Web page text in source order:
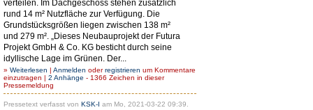
verteilen. Im Dachgeschoss stehen zusätzlich
rund 14 m² Nutzfläche zur Verfügung. Die
Grundstücksgrößen liegen zwischen 138 m²
und 279 m². „Dieses Neubauprojekt der Futura
Projekt GmbH & Co. KG besticht durch seine
idyllische Lage im Grünen. Der...
» Weiterlesen | Anmelden oderregistrieren um Kommentare
einzutragen | 2 Anhänge - 1366 Zeichen in dieser
Pressemeldung
Pressetext verfasst von KSK-I am Mo, 2021-03-22 09:39.